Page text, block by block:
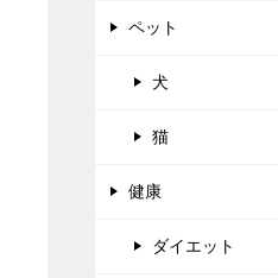
ペット
犬
猫
健康
ダイエット